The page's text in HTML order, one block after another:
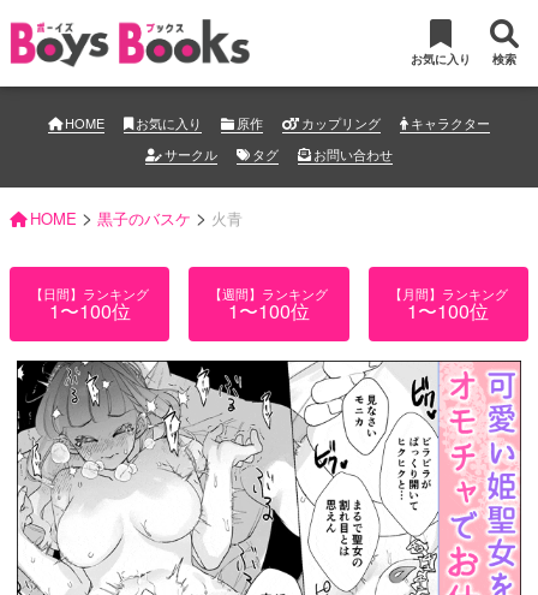
お気に入り 検索
HOME お気に入り 原作 カップリング
キャラクター
サークル
タグ お問い合わせ
HOME > 黒子のバスケ > 火青
【日間】ランキング
1〜100位
【週間】ランキング
1〜100位
【月間】ランキング
1〜100位